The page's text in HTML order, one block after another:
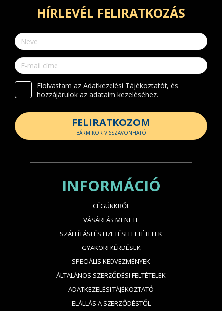
HÍRLEVÉL FELIRATKOZÁS
Elolvastam az Adatkezelési Tájékoztatót, és
hozzájárulok az adataim kezeléséhez.
FELIRATKOZOM
BÁRMIKOR VISSZAVONHATÓ
INFORMÁCIÓ
CÉGÜNKRŐL
VÁSÁRLÁS MENETE
SZÁLLÍTÁSI ÉS FIZETÉSI FELTÉTELEK
GYAKORI KÉRDÉSEK
SPECIÁLIS KEDVEZMÉNYEK
ÁLTALÁNOS SZERZŐDÉSI FELTÉTELEK
ADATKEZELÉSI TÁJÉKOZTATÓ
ELÁLLÁS A SZERZŐDÉSTŐL